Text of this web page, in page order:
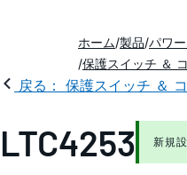
ホーム 製品 パワ
保護スイッチ ＆
戻る： 保護スイッチ ＆
LTC4253 新規